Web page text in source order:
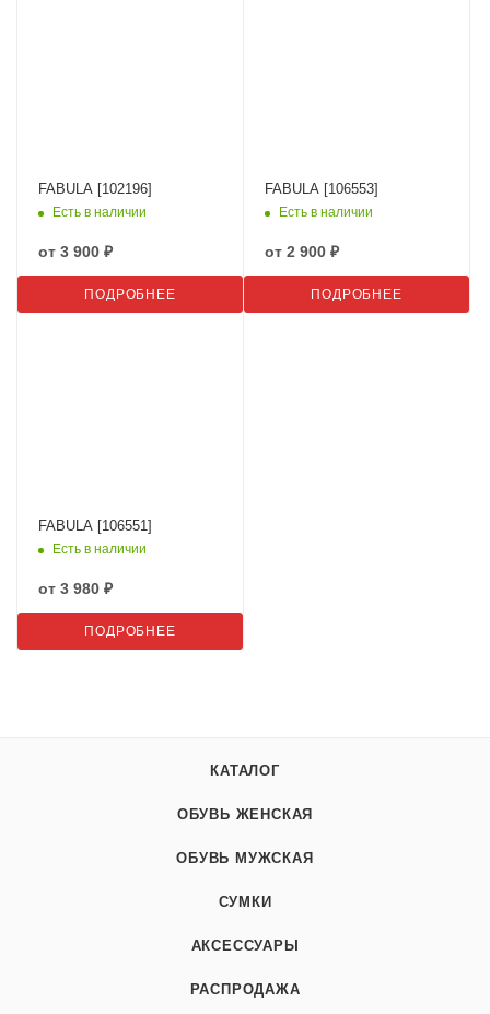
FABULA [102196]
Есть в наличии
от 3 900 ₽
ПОДРОБНЕЕ
FABULA [106553]
Есть в наличии
от 2 900 ₽
ПОДРОБНЕЕ
FABULA [106551]
Есть в наличии
от 3 980 ₽
ПОДРОБНЕЕ
КАТАЛОГ
ОБУВЬ ЖЕНСКАЯ
ОБУВЬ МУЖСКАЯ
СУМКИ
АКСЕССУАРЫ
РАСПРОДАЖА